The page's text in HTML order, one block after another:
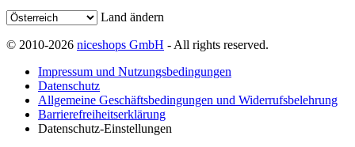
Land ändern
© 2010-2026 niceshops GmbH - All rights reserved.
Impressum und Nutzungsbedingungen
Datenschutz
Allgemeine Geschäftsbedingungen und Widerrufsbelehrung
Barrierefreiheitserklärung
Datenschutz-Einstellungen